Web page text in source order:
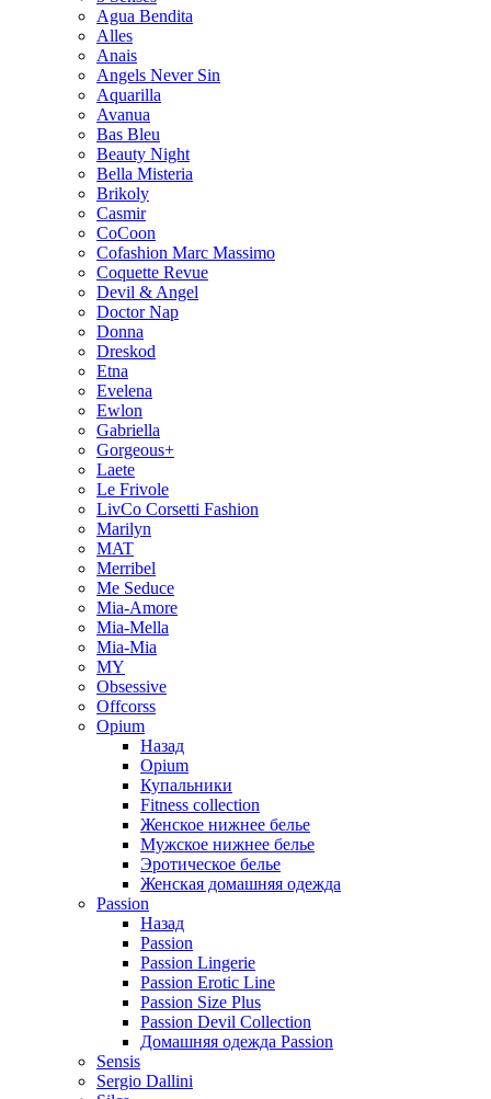
Agua Bendita
Alles
Anais
Angels Never Sin
Aquarilla
Avanua
Bas Bleu
Beauty Night
Bella Misteria
Brikoly
Casmir
CoCoon
Cofashion Marc Massimo
Coquette Revue
Devil & Angel
Doctor Nap
Donna
Dreskod
Etna
Evelena
Ewlon
Gabriella
Gorgeous+
Laete
Le Frivole
LivCo Corsetti Fashion
Marilyn
MAT
Merribel
Me Seduce
Mia-Amore
Mia-Mella
Mia-Mia
MY
Obsessive
Offcorss
Opium
Назад
Opium
Купальники
Fitness collection
Женское нижнее белье
Мужское нижнее белье
Эротическое белье
Женская домашняя одежда
Passion
Назад
Passion
Passion Lingerie
Passion Erotic Line
Passion Size Plus
Passion Devil Collection
Домашняя одежда Passion
Sensis
Sergio Dallini